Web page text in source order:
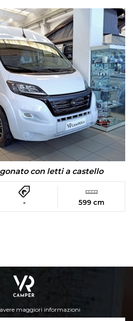
con letti a castello
- 599 cm
maggiori informazioni